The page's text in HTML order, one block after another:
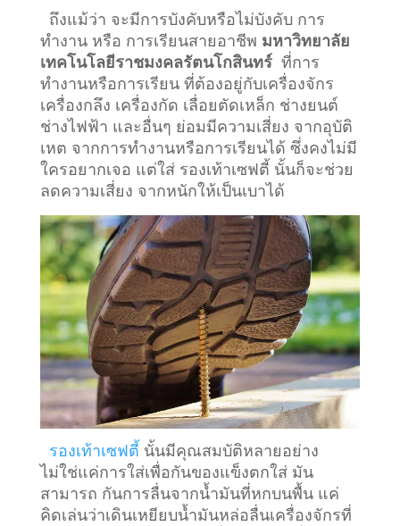
ถึงแม้ว่า จะมีการบังคับหรือไม่บังคับ การ
ทำงาน หรือ การเรียนสายอาชีพ มหาวิทยาลัย
เทคโนโลยีราชมงคลรัตนโกสินทร์ที่การ
ทำงานหรือการเรียน ที่ต้องอยู่กับเครื่องจักร
เครื่องกลึง เครื่องกัด เลื่อยตัดเหล็ก ช่างยนต์
ช่างไฟฟ้า และอื่นๆ ย่อมมีความเสี่ยง จากอุบัติ
เหต จากการทำงานหรือการเรียนได้ ซึ่งคงไม่มี
ใครอยากเจอ แต่ใส่ รองเท้าเซฟตี้ นั้นก็จะช่วย
ลดความเสี่ยง จากหนักให้เป็นเบาได้
รองเท้าเซฟตี้ นั้นมีคุณสมบัติหลายอย่าง
ไม่ใช่แค่การใส่เพื่อกันของแข็งตกใส่ มัน
สามารถ กันการลื่นจากน้ำมันที่หกบนพื้น แค่
คิดเล่นว่าเดินเหยียบน้ำมันหล่อลื่นเครื่องจักรที่